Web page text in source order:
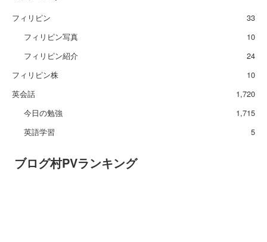
フィリピン
33
フィリピン写真
10
フィリピン紹介
24
フィリピン株
10
英会話
1,720
今日の勉強
1,715
英語学習
5
ブログ村PVランキング